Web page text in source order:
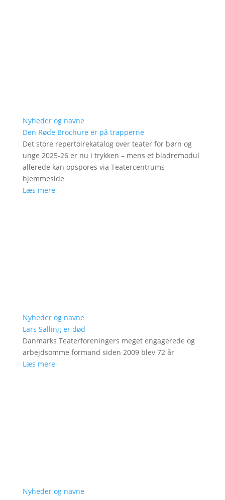
Nyheder og navne
Den Røde Brochure er på trapperne
Det store repertoirekatalog over teater for børn og
unge 2025-26 er nu i trykken – mens et bladremodul
allerede kan opspores via Teatercentrums
hjemmeside
Læs mere
Nyheder og navne
Lars Salling er død
Danmarks Teaterforeningers meget engagerede og
arbejdsomme formand siden 2009 blev 72 år
Læs mere
Nyheder og navne